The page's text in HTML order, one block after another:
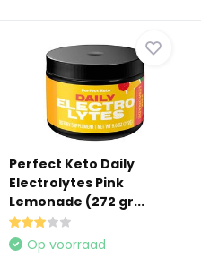
Perfect Keto Daily
Electrolytes Pink
Lemonade (272 gr...
Op voorraad